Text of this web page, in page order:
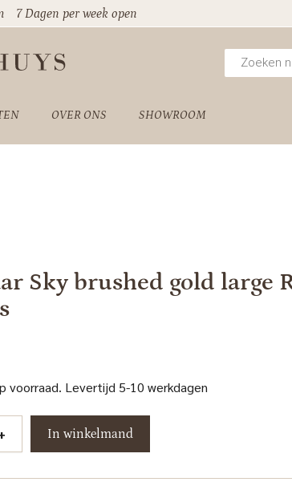
7 Dagen per week open
Producten
zoeken
OVER ONS SHOWROOM
Sky brushed gold large
voorraad. Levertijd 5-10 werkdagen
In winkelmand